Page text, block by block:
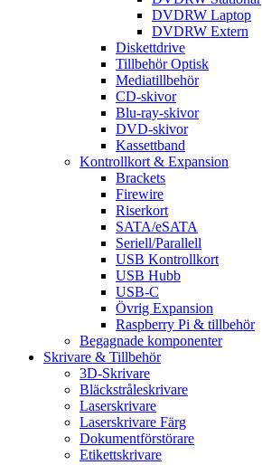
DVDRW Laptop
DVDRW Extern
Diskettdrive
Tillbehör Optisk
Mediatillbehör
CD-skivor
Blu-ray-skivor
DVD-skivor
Kassettband
Kontrollkort & Expansion
Brackets
Firewire
Riserkort
SATA/eSATA
Seriell/Parallell
USB Kontrollkort
USB Hubb
USB-C
Övrig Expansion
Raspberry Pi & tillbehör
Begagnade komponenter
Skrivare & Tillbehör
3D-Skrivare
Bläckstråleskrivare
Laserskrivare
Laserskrivare Färg
Dokumentförstörare
Etikettskrivare